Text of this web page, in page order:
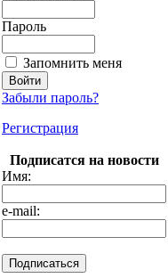
Пароль
Запомнить меня
Забыли пароль?
Регистрация
Подписатся на новости
Имя:
e-mail: